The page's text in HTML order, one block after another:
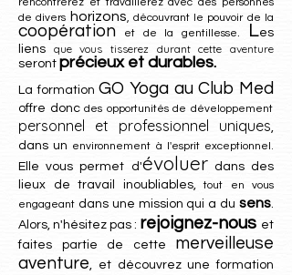
de divers horizons, découvrant le pouvoir de la
coopération et de la gentillesse. Les
liens que vous tisserez durant cette aventure
seront précieux et durables.
La formationGO Yoga au Club Med
offre donc des opportunités de développement
personnel et professionnel uniques,
dans un environnement à l'esprit exceptionnel.
Elle vous permet d'évoluer dans des
lieux de travail inoubliables,tout en vous
engageant dans une mission qui a dusens.
Alors, n'hésitez pas : rejoignez-nous et
faites partie de cette merveilleuse
aventure, et découvrez une formation